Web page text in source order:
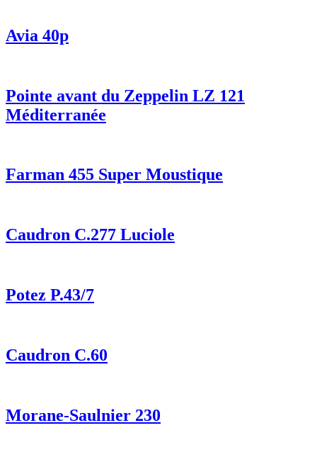
Avia 40p
Pointe avant du Zeppelin LZ 121
Méditerranée
Farman 455 Super Moustique
Caudron C.277 Luciole
Potez P.43/7
Caudron C.60
Morane-Saulnier 230